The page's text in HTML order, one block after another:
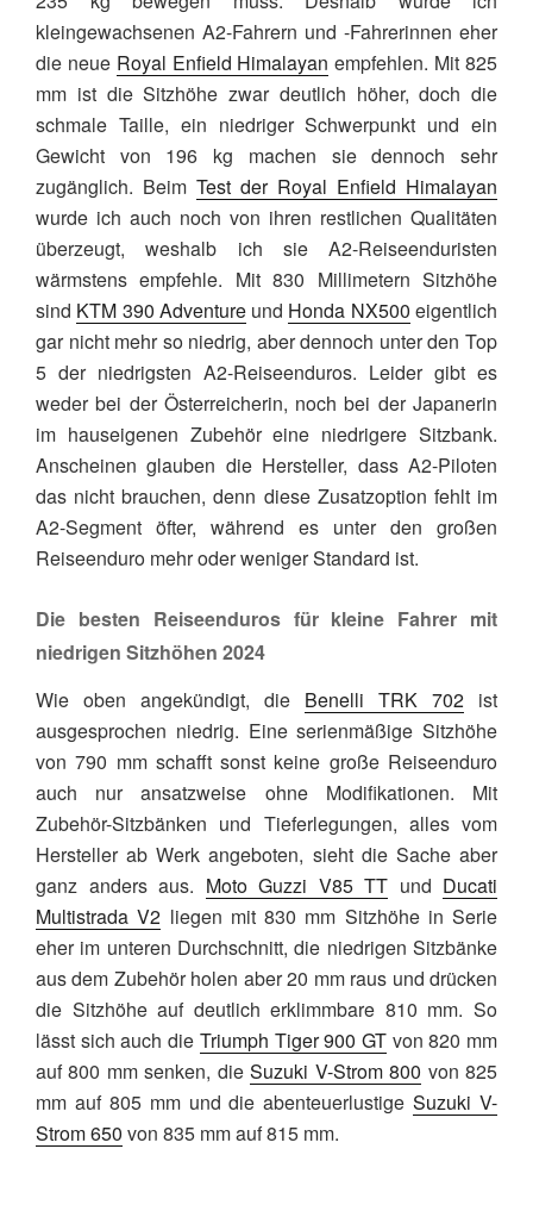
kleingewachsenen A2-Fahrern und -Fahrerinnen eher
die neue Royal Enfield Himalayan empfehlen. Mit 825
mm ist die Sitzhöhe zwar deutlich höher, doch die
schmale Taille, ein niedriger Schwerpunkt und ein
Gewicht von 196 kg machen sie dennoch sehr
zugänglich. Beim Test der Royal Enfield Himalayan
wurde ich auch noch von ihren restlichen Qualitäten
überzeugt, weshalb ich sie A2-Reiseenduristen
wärmstens empfehle. Mit 830 Millimetern Sitzhöhe
sind KTM 390 Adventureund Honda NX500 eigentlich
gar nicht mehr so niedrig, aber dennoch unter den Top
5 der niedrigsten A2-Reiseenduros. Leider gibt es
weder bei der Österreicherin, noch bei der Japanerin
im hauseigenen Zubehör eine niedrigere Sitzbank.
Anscheinen glauben die Hersteller, dass A2-Piloten
das nicht brauchen, denn diese Zusatzoption fehlt im
A2-Segment öfter, während es unter den großen
Reiseenduro mehr oder weniger Standard ist.
Die besten Reiseenduros für kleine Fahrer mit
niedrigen Sitzhöhen 2024
Wie oben angekündigt, die Benelli TRK 702 ist
ausgesprochen niedrig. Eine serienmäßige Sitzhöhe
von 790 mm schafft sonst keine große Reiseenduro
auch nur ansatzweise ohne Modifikationen. Mit
Zubehör-Sitzbänken und Tieferlegungen, alles vom
Hersteller ab Werk angeboten, sieht die Sache aber
ganz anders aus. Moto Guzzi V85 TT und Ducati
Multistrada V2 liegen mit 830 mm Sitzhöhe in Serie
eher im unteren Durchschnitt, die niedrigen Sitzbänke
aus dem Zubehör holen aber 20 mm raus und drücken
die Sitzhöhe auf deutlich erklimmbare 810 mm. So
lässt sich auch die Triumph Tiger 900 GTvon 820 mm
auf 800 mm senken, dieSuzuki V-Strom 800 von 825
mm auf 805 mm und die abenteuerlustigeSuzuki V-
Strom 650 von 835 mm auf 815 mm.